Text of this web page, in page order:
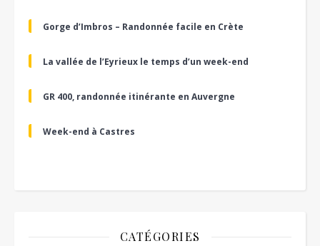
Gorge d’Imbros – Randonnée facile en Crète
La vallée de l’Eyrieux le temps d’un week-end
GR 400, randonnée itinérante en Auvergne
Week-end à Castres
CATÉGORIES